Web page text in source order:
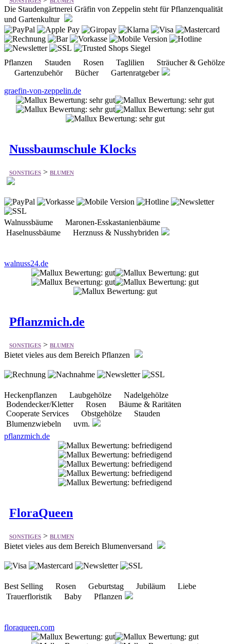
Die Staudengärtnerei Gräfin von Zeppelin steht für Pflanzenqualität
und Gartenkultur
Pflanzen Stauden Rosen Taglilien Sträucher & Gehölze
Gartenzubehör Bücher Gartenratgeber
graefin-von-zeppelin.de
Nussbaumschule Klocks
SONSTIGES > BLUMEN
Walnussbäume Maronen-Esskastanienbäume
Haselnussbäume Herznuss & Nusshybriden
walnuss24.de
Pflanzmich.de
SONSTIGES > BLUMEN
Bietet vieles aus dem Bereich Pflanzen
Heckenpflanzen Laubgehölze Nadelgehölze
Bodendecker/Kletter Rosen Bäume & Raritäten
Cooperate Services Obstgehölze Stauden
Blumenzwiebeln uvm.
pflanzmich.de
FloraQueen
SONSTIGES > BLUMEN
Bietet vieles aus dem Bereich Blumenversand
Best Selling Rosen Geburtstag Jubiläum Liebe
Trauerfloristik Baby Pflanzen
floraqueen.com